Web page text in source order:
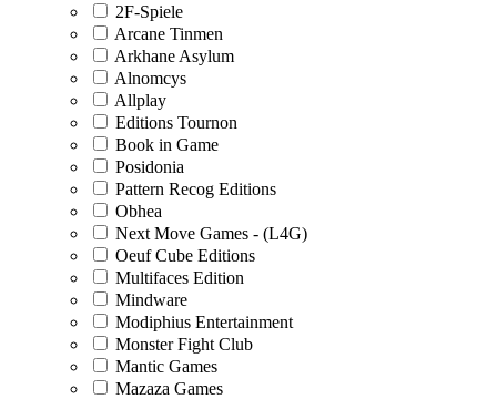
2F-Spiele
Arcane Tinmen
Arkhane Asylum
Alnomcys
Allplay
Editions Tournon
Book in Game
Posidonia
Pattern Recog Editions
Obhea
Next Move Games - (L4G)
Oeuf Cube Editions
Multifaces Edition
Mindware
Modiphius Entertainment
Monster Fight Club
Mantic Games
Mazaza Games